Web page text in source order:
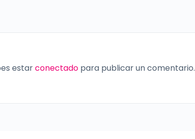
estarconectado para publicar un comentario.